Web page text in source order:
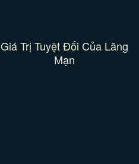
Giá Trị Tuyệt Đối Của Lãng
Mạn